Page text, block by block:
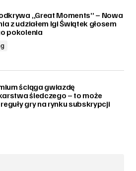
odkrywa „Great Moments” – Nowa
z udziałem Igi Świątek głosem
pokolenia
ściąga gwiazdę
śledczego – to może
gry na rynku subskrypcji